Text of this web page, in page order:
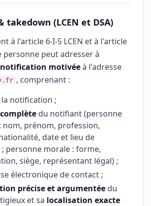
takedown (LCEN et DSA)
à l'article 6-I-5 LCEN et à l'article
personne peut adresser à
notification motivéeà l'adresse
, comprenant :
notification ;
du notifiant (personne
nom, prénom, profession,
date et lieu de
; personne morale : forme,
siège, représentant légal) ;
électronique de contact ;
précise et argumentée du
et sa localisation exacte